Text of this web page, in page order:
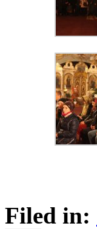
Filed in: